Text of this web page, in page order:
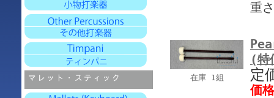
重
在庫 1組
(特
価